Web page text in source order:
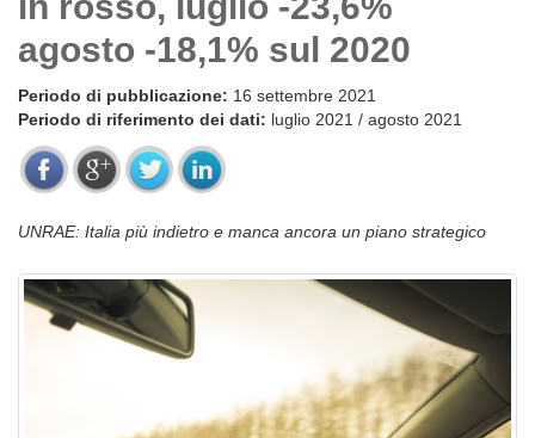
agosto -18,1% sul 2020
Periodo di pubblicazione: 16 settembre 2021
Periodo di riferimento dei dati: luglio 2021 / agosto 2021
UNRAE: Italia più indietro e manca ancora un piano strategico